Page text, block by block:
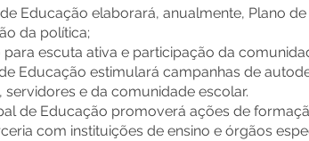
Educação elaborará, anualmente, Plano
da política;
para escuta ativa e participação da
Educação estimulará campanhas de
e da comunidade escolar.
de Educação promoverá ações de
com instituições de ensino e órgãos